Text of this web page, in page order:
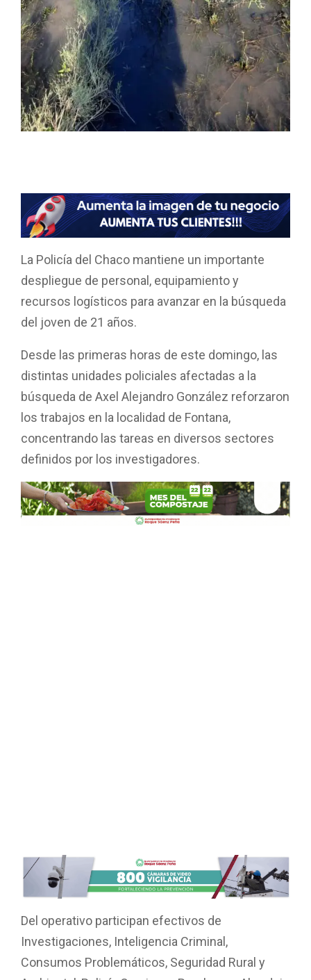
a
ce
b
o
o
k
h
at
s
A
p
p
wi
tt
er
m
ail
o
m
p
ar
tir
La Policía del Chaco mantiene un importante
despliegue de personal, equipamiento y
recursos logísticos para avanzar en la búsqueda
del joven de 21 años.
Desde las primeras horas de este domingo, las
distintas unidades policiales afectadas a la
búsqueda de Axel Alejandro González reforzaron
los trabajos en la localidad de Fontana,
concentrando las tareas en diversos sectores
definidos por los investigadores.
Del operativo participan efectivos de
Investigaciones, Inteligencia Criminal,
Consumos Problemáticos, Seguridad Rural y